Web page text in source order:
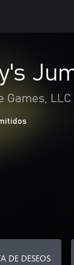
Games, LLC
DE DESEOS